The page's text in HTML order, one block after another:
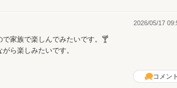
2026/05/17
家族で楽しんでみたいです。🍸
ら楽しみたいです。
コメン